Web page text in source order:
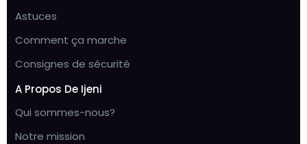
Astuces
Comment ça marche
Consignes de sécurité
A Propos De Ijeni
Qui sommes-nous?
Notre mission